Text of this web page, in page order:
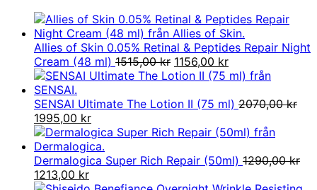
Allies of Skin 0.05% Retinal & Peptides Repair Night
Cream (48 ml) 1515,00kr Det
ursprungliga
var:
1156,00 krDet
nuvarande
är:
SENSAI Ultimate The Lotion II (75 ml) 2070,00kr
Det
ursprungliga
priset
var:
2070,00 kr.
1995,00 krDet
nuvarande
priset
är:
Dermalogica Super Rich Repair (50ml) 1290,00kr
Det
1213,00 krDet